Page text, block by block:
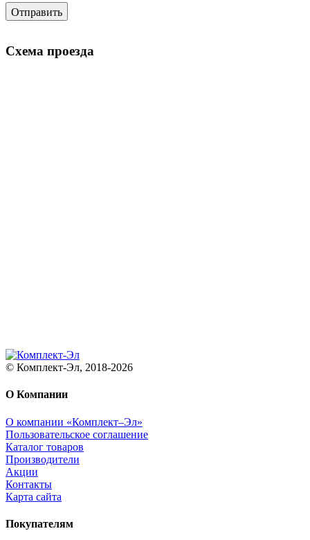
Схема проезда
© Комплект-Эл, 2018-2026
О Компании
О компании «Комплект–Эл»
Пользовательское соглашение
Каталог товаров
Производители
Акции
Контакты
Карта сайта
Покупателям